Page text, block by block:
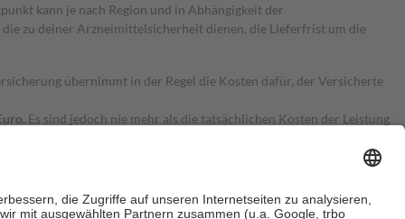
kann je nach Region und in Abhängigkeit der
zu deiner Arzneimittelsicherheit dienen, die Lieferfrist um die
übernimmt in der Regel die Kosten dafür, der Versicherte
Es sind jedoch nie mehr als die tatsächlichen Kosten der Leistung
Zuzahlungen an bei: